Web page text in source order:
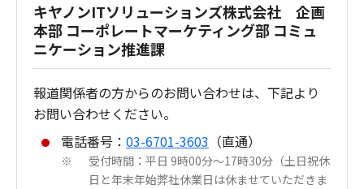
キヤノンITソリューションズ株式会社 企画
本部 コーポレートマーケティング部 コミュ
ニケーション推進課
報道関係者の方からのお問い合わせは、下記より
お問い合わせください。
電話番号： 03-6701-3603 （直通）
※
受付時間：平日 9時00分～17時30分（土日祝休
日と年末年始弊社休業日は休ませていただきま